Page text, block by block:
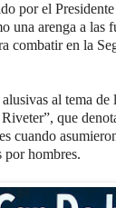
por el
una arenga a las
combatir en la
al tema de
que
cuando
por hombres.